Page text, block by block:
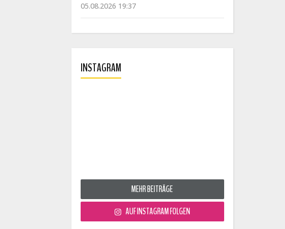
05.08.2026 19:37
INSTAGRAM
MEHR BEITRÄGE
AUF INSTAGRAM FOLGEN